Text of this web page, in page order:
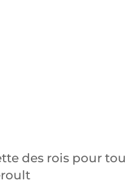
des rois pour